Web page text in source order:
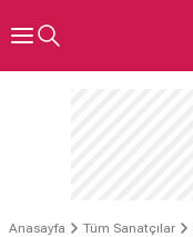
Anasayfa Tüm Sanatçılar